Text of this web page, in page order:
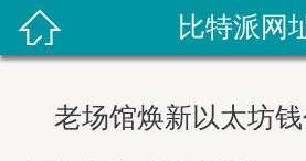
 比特派网
老场馆焕新以太坊